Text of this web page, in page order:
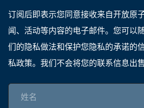
订阅后即表示您同意接收来自开放原
闻、活动等内容的电子邮件。您可以
们的隐私做法和保护您隐私的承诺的
私政策。我们不会将您的联系信息出